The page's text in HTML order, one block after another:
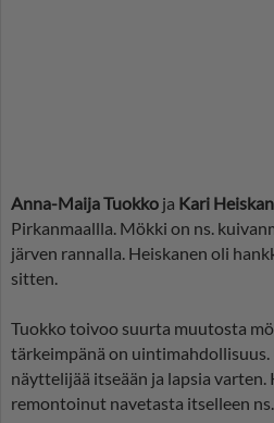
Anna-Maija Tuokko ja Kari
Pirkanmaallla. Mökki on ns.
järven rannalla. Heiskanen oli
sitten.
Tuokko toivoo suurta muutosta
tärkeimpänä on uintimahdollisuus.
näyttelijää itseään ja lapsia
remontoinut navetasta itselleen